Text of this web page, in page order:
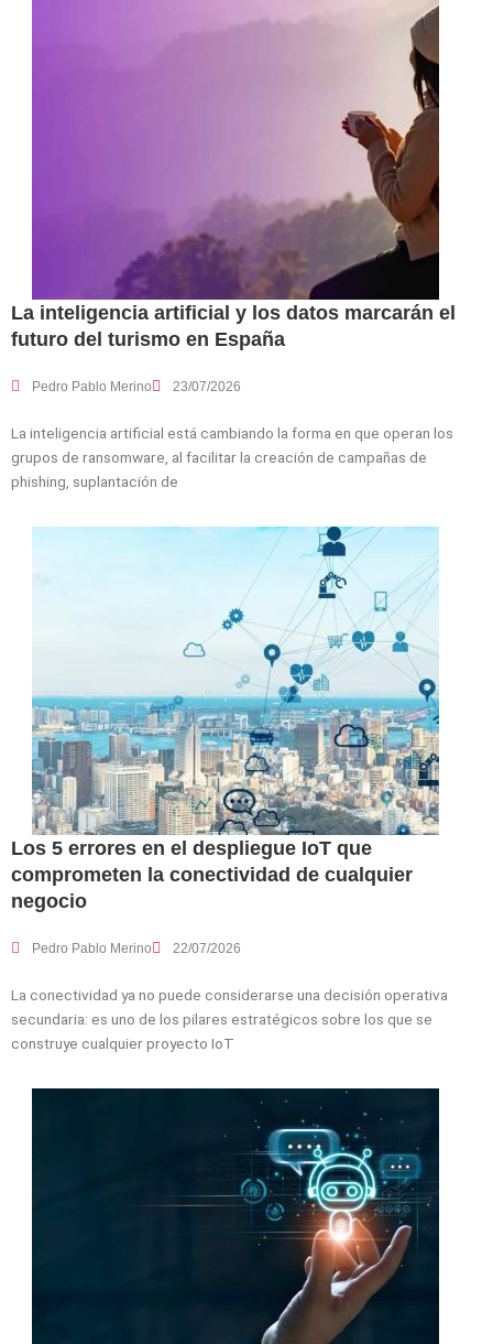
La inteligencia artificial y los datos marcarán el
futuro del turismo en España
Pedro Pablo Merino 23/07/2026
La inteligencia artificial está cambiando la forma en que operan los
grupos de ransomware, al facilitar la creación de campañas de
phishing, suplantación de
Los 5 errores en el despliegue IoT que
comprometen la conectividad de cualquier
negocio
Pedro Pablo Merino 22/07/2026
La conectividad ya no puede considerarse una decisión operativa
secundaria: es uno de los pilares estratégicos sobre los que se
construye cualquier proyecto IoT